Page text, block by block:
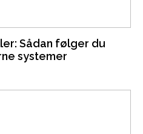
Sådan følger du
systemer